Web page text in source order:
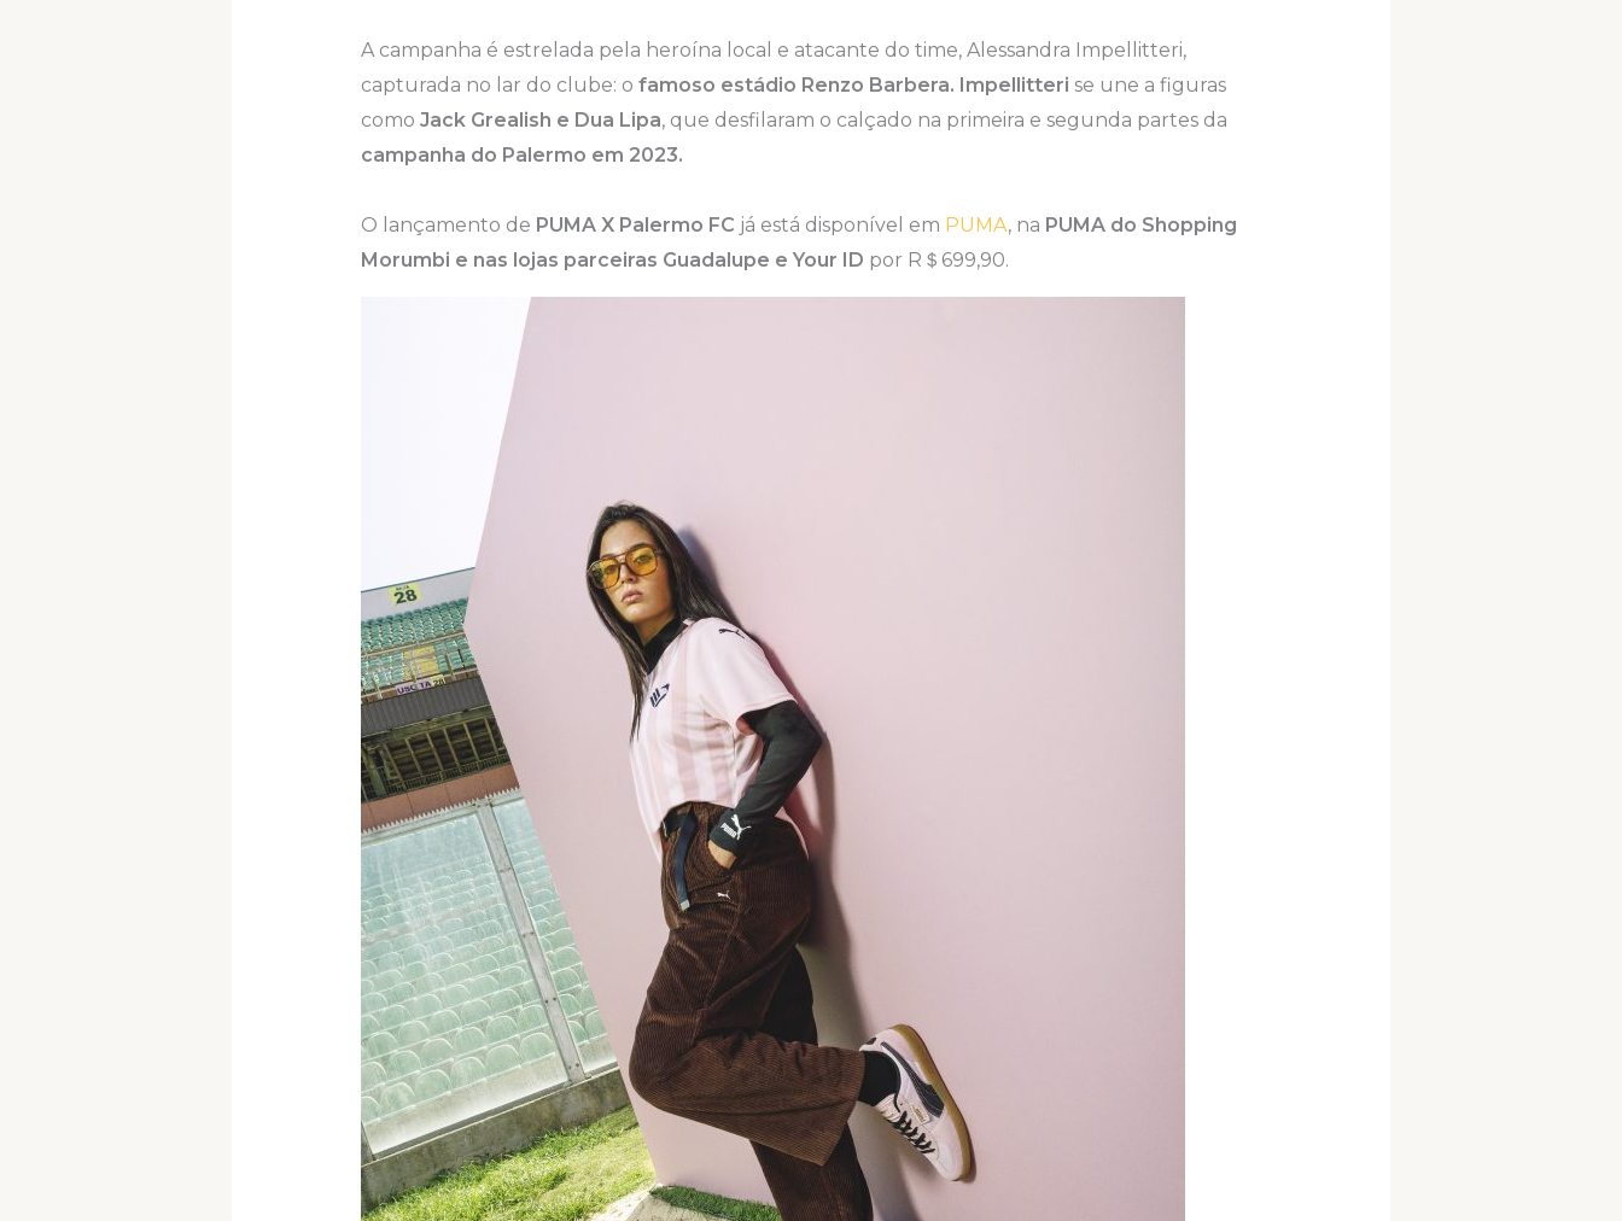
A campanha é estrelada pela heroína local e atacante do time, Alessandra Impellitteri,
capturada no lar do clube: o famoso estádio Renzo Barbera. Impellitteri se une a figuras
como Jack Grealish e Dua Lipa, que desfilaram o calçado na primeira e segunda partes da
campanha do Palermo em 2023.
O lançamento de PUMA X Palermo FC já está disponível em PUMA, na PUMA do Shopping
Morumbi e nas lojas parceiras Guadalupe e Your ID por R＄699,90.